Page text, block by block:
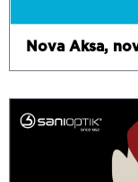
Nova Aksa,